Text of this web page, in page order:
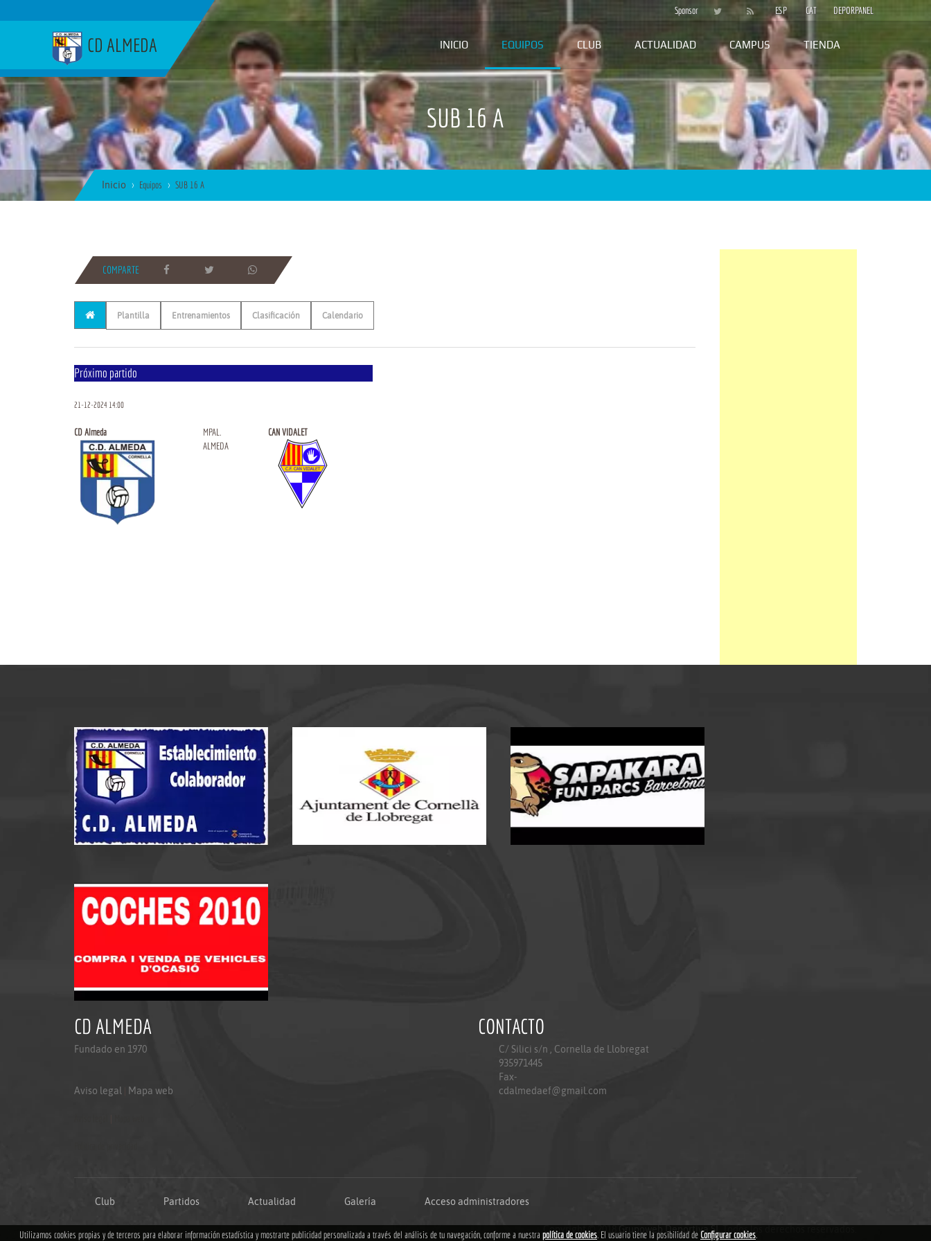
Sponsor ESP CAT DEPORPANEL
CD ALMEDA INICIO EQUIPOS CLUB ACTUALIDAD CAMPUS TIENDA
SUB 16 A
Inicio Equipos SUB 16 A
COMPARTE
Plantilla Entrenamientos Clasificación Calendario
Próximo partido
21-12-2024 14:00
CD Almeda
MPAL.
ALMEDA
CAN VIDALET
CD ALMEDA
Fundado en 1970
Aviso legal Mapa web
CONTACTO
C/ Silici s/n , Cornella de Llobregat
935971445
Fax-
cdalmedaef@gmail.com
Club Partidos Actualidad Galería Acceso administradores
Copyright © 2018 Grupoweb Deportiva SL .Todos los derechos reservados.
Utilizamos cookies propias y de terceros para elaborar información estadística y mostrarte publicidad personalizada a través del análisis de tu navegación, conforme a nuestra política de cookies. El usuario tiene la posibilidad de Configurar cookies.